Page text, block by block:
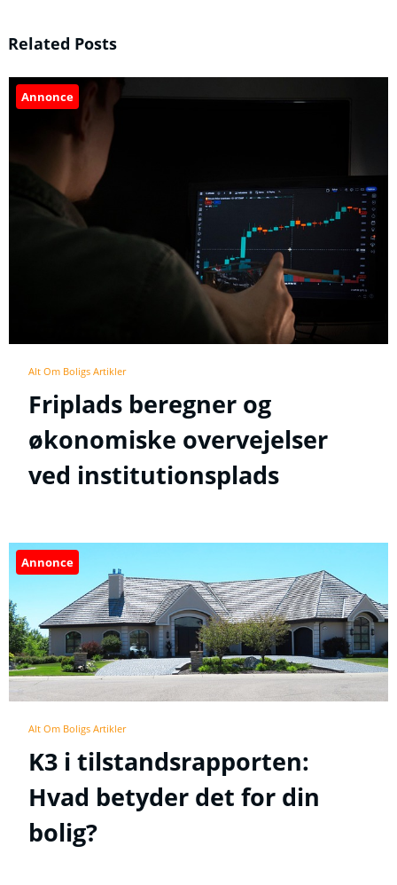
Related Posts
Annonce
Alt Om Boligs Artikler
Friplads beregner og
økonomiske overvejelser
ved institutionsplads
Annonce
Alt Om Boligs Artikler
K3 i tilstandsrapporten:
Hvad betyder det for din
bolig?